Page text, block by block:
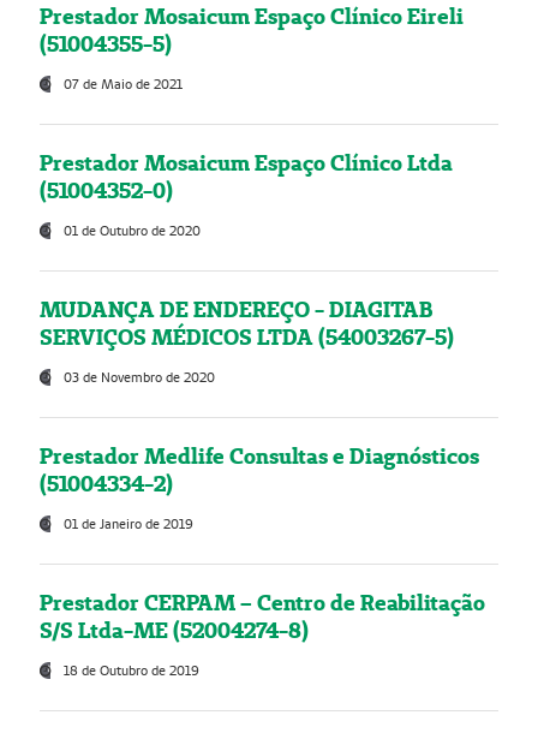
Prestador Mosaicum Espaço Clínico Eireli
(51004355-5)
07 de Maio de 2021
Prestador Mosaicum Espaço Clínico Ltda
(51004352-0)
01 de Outubro de 2020
MUDANÇA DE ENDEREÇO - DIAGITAB
SERVIÇOS MÉDICOS LTDA (54003267-5)
03 de Novembro de 2020
Prestador Medlife Consultas e Diagnósticos
(51004334-2)
01 de Janeiro de 2019
Prestador CERPAM – Centro de Reabilitação
S/S Ltda-ME (52004274-8)
18 de Outubro de 2019